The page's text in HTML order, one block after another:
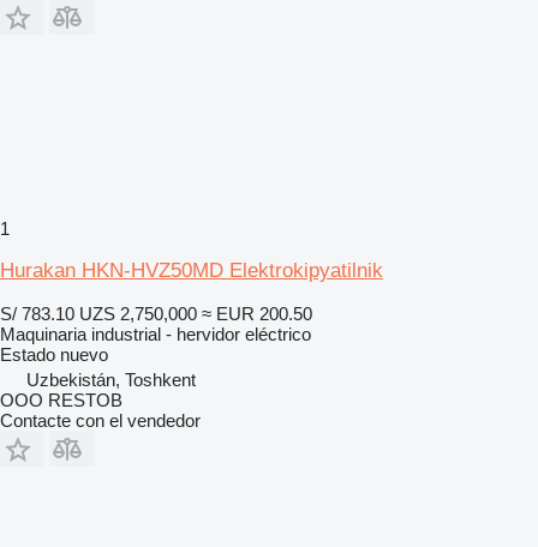
1
Hurakan HKN-HVZ50MD Elektrokipyatilnik
S/ 783.10 UZS 2,750,000 ≈ EUR 200.50
Maquinaria industrial - hervidor eléctrico
Estado nuevo
Uzbekistán, Toshkent
OOO RESTOB
Contacte con el vendedor